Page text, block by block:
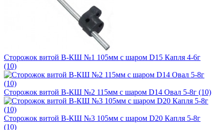
Сторожок витой В-КШ №1 105мм с шаром D15 Капля 4-6г
(10)
Сторожок витой В-КШ №2 115мм с шаром D14 Овал 5-8г (10)
Сторожок витой В-КШ №3 105мм с шаром D20 Капля 5-8г
(10)